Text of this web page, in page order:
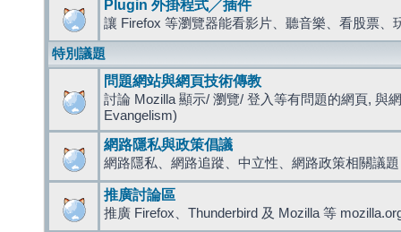
Plugin 外掛程式╱插件
讓 Firefox 等瀏覽器能看影片、聽音樂、看股票、
特別議題
問題網站與網頁技術傳教
討論 Mozilla 顯示/ 瀏覽/ 登入等有問題的網頁, 與
Evangelism)
網路隱私與政策倡議
網路隱私、網路追蹤、中立性、網路政策相關議題
推廣討論區
推廣 Firefox、Thunderbird 及 Mozilla 等